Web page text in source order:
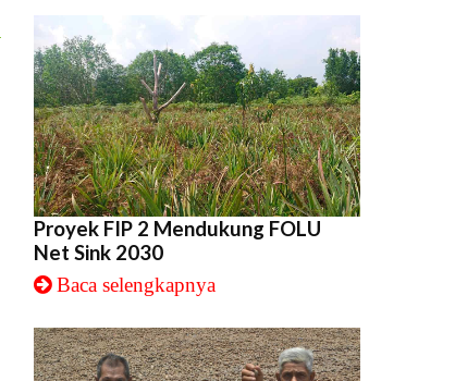
Proyek FIP 2 Mendukung FOLU
Net Sink 2030
Baca selengkapnya